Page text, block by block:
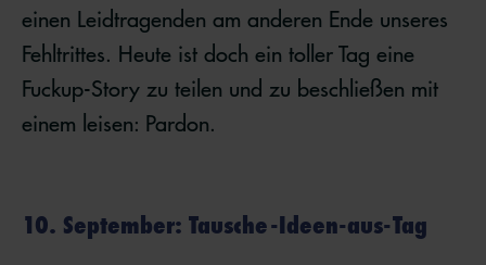
einen Leidtragenden am anderen Ende unseres
Fehltrittes. Heute ist doch ein toller Tag eine
Fuckup-Story zu teilen und zu beschließen mit
einem leisen: Pardon.
10. September: Tausche-Ideen-aus-Tag